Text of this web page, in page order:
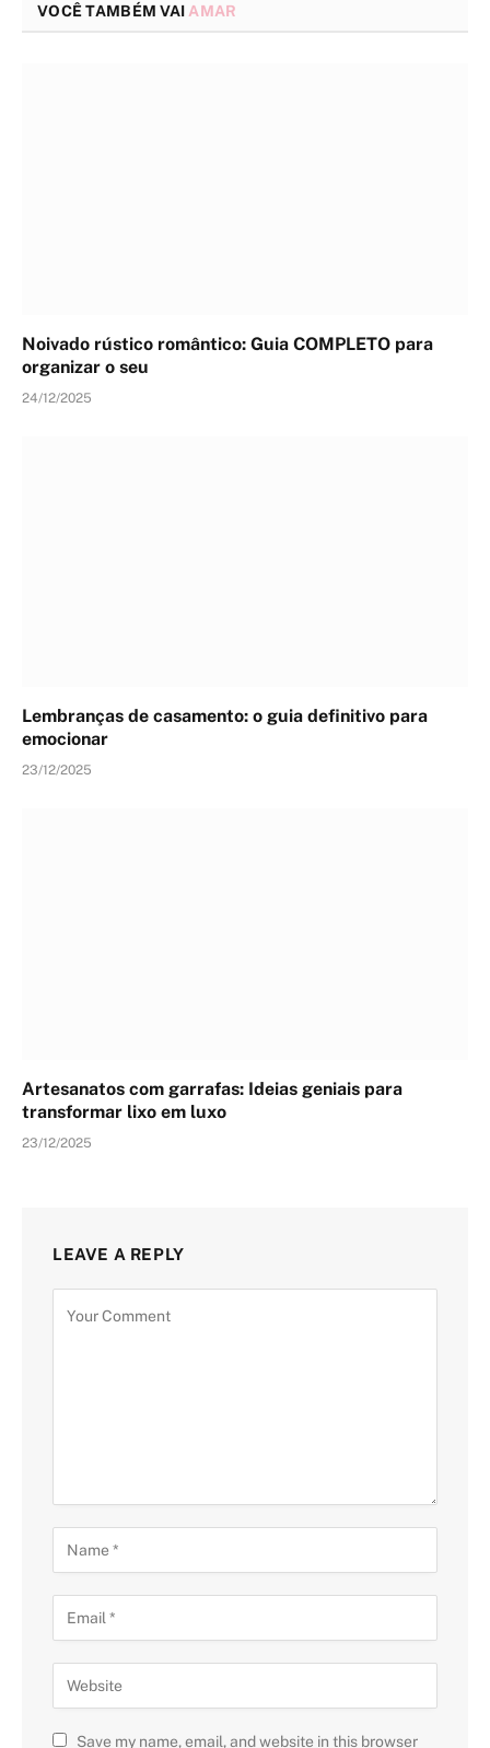
VOCÊ TAMBÉM VAI AMAR
Noivado rústico romântico: Guia COMPLETO para
organizar o seu
24/12/2025
Lembranças de casamento: o guia definitivo para
emocionar
23/12/2025
Artesanatos com garrafas: Ideias geniais para
transformar lixo em luxo
23/12/2025
LEAVE A REPLY
Save my name, email, and website in this browser